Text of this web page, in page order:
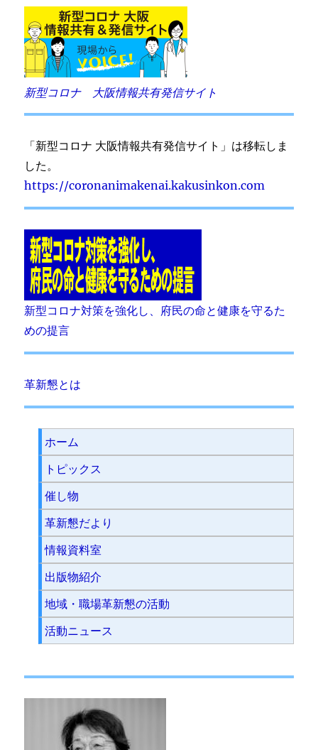
新型コロナ 大阪情報共有発信サイト
「新型コロナ 大阪情報共有発信サイト」は移転しま
した。
https://coronanimakenai.kakusinkon.com
新型コロナ対策を強化し、府民の命と健康を守るた
めの提言
革新懇とは
ホーム
トピックス
催し物
革新懇だより
情報資料室
出版物紹介
地域・職場革新懇の活動
活動ニュース